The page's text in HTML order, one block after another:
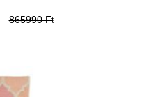
865990 Ft